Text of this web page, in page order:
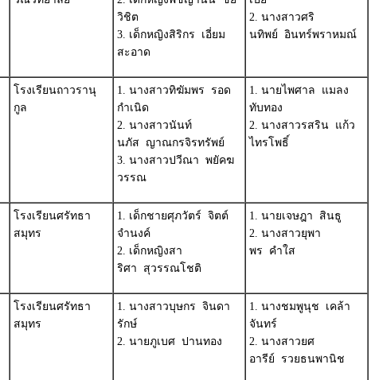
วิชิต
3. เด็กหญิงสิริกร เอี่ยม
สะอาด
2. นางสาวศริ
นทิพย์ อินทร์พราหมณ์
โรงเรียนถาวรานุ
กูล
1. นางสาวทิฆัมพร รอด
กำเนิด
2. นางสาวนันท์
นภัส ญาณกรจิรทรัพย์
3. นางสาวปวีณา พยัคฆ
วรรณ
1. นายไพศาล แมลง
ทับทอง
2. นางสาวรสริน แก้ว
ไทรโพธิ์
โรงเรียนศรัทธา
สมุทร
1. เด็กชายศุภวัตร์ จิตต์
จำนงค์
2. เด็กหญิงสา
ริศา สุวรรณโชติ
1. นายเจษฎา สินธู
2. นางสาวยุพา
พร คำใส
โรงเรียนศรัทธา
สมุทร
1. นางสาวบุษกร จินดา
รักษ์
2. นายภูเบศ ปานทอง
1. นางชมพูนุช เคล้า
จันทร์
2. นางสาวยศ
อารีย์ รวยธนพานิช